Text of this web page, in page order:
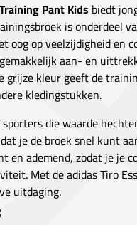
Pant Kids biedt
is onderdeel
oog op veelzijdigheid en
aan- en
grijze kleur geeft de
kledingstukken.
die waarde
je de broek snel kunt
en ademend, zodat je je
Met de adidas Tiro
uitdaging.